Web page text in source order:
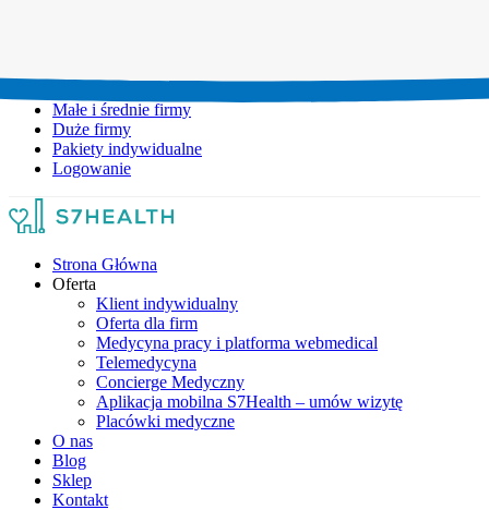
Małe i średnie firmy
Duże firmy
Pakiety indywidualne
Logowanie
Strona Główna
Oferta
Klient indywidualny
Oferta dla firm
Medycyna pracy i platforma webmedical
Telemedycyna
Concierge Medyczny
Aplikacja mobilna S7Health – umów wizytę
Placówki medyczne
O nas
Blog
Sklep
Kontakt